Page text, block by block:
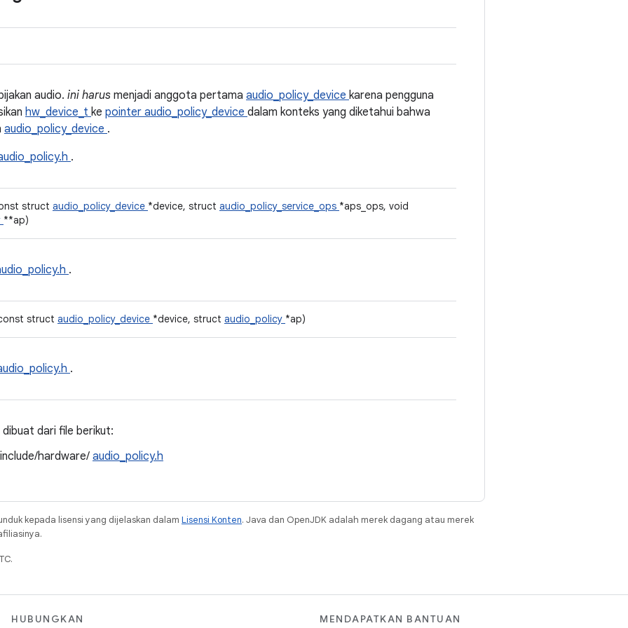
audio. ini harus menjadi anggota pertama audio_policy_device karena pengguna
hw_device_t ke pointer audio_policy_device dalam konteks yang diketahui bahwa
audio_policy_device .
.
struct audio_policy_device *device, struct audio_policy_service_ops *aps_ops, void
**ap)
.
struct audio_policy_device *device, struct audio_policy *ap)
.
dari file berikut:
hardware/ audio_policy.h
kepada lisensi yang dijelaskan dalam Lisensi Konten. Java dan OpenJDK adalah merek dagang atau merek
HUBUNGKAN MENDAPATKAN BANTUAN